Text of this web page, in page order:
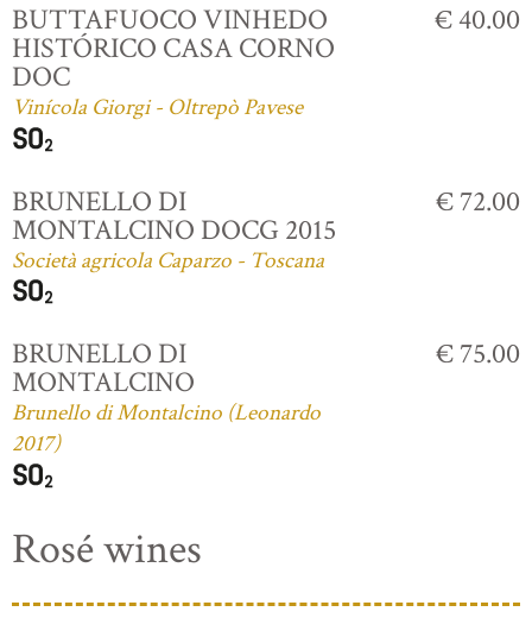
BUTTAFUOCO VINHEDO
HISTÓRICO CASA CORNO
DOC
Vinícola Giorgi - Oltrepò Pavese
€ 40.00
BRUNELLO DI
MONTALCINO DOCG 2015
Società agricola Caparzo - Toscana
€ 72.00
BRUNELLO DI
MONTALCINO
Brunello di Montalcino (Leonardo
2017)
€ 75.00
Rosé wines